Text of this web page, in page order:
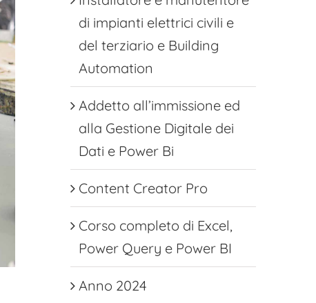
di impianti elettrici civili e
del terziario e Building
Automation
Addetto all’immissione ed
alla Gestione Digitale dei
Dati e Power Bi
Content Creator Pro
Corso completo di Excel,
Power Query e Power BI
Anno 2024